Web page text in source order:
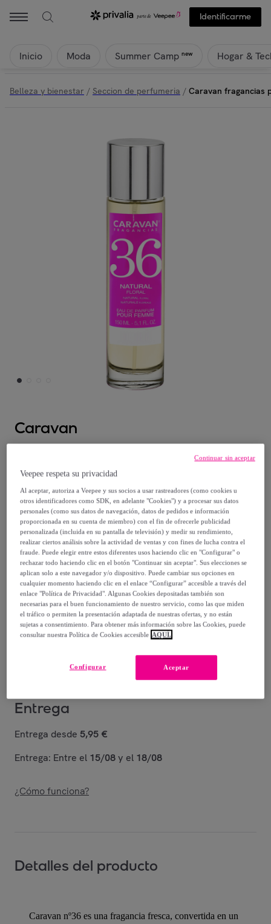
Identificarme
Inicio Moda Summer Camp new Hogar &
Belleza y bienestar / Seccion de perfumeria / Caravan fragancias
Caravan
Caravan fragancias perfume de mujer
nº36, de 150 ml
Modelo: Caravan fragancias perfume de
mujer nº36, de 150 ml
10,95 €
17,99 €
-39%
Posible recogida de tu antiguo producto,ver condiciones
Entrega
Entrega desde 5,95 €
Entrega: Entre el 15/08y el 18/08
¿Cómo funciona?
Detalles del producto
Caravan nº36 es una fragancia fresca, convertida en un
Veepee respeta su privacidad
Al aceptar, autoriza a Veepee y sus socios a usar rastreadores (como cookies u
otros identificadores como SDK, en adelante "Cookies") y a procesar sus datos
personales (como sus datos de navegación, datos de pedidos e información
proporcionada en su cuenta de miembro) con el fin de ofrecerle publicidad
personalizada (incluida en su pantalla de televisión) y medir su rendimiento,
realizar ciertos análisis sobre la actividad de ventas y con fines de lucha contra el
fraude. Puede elegir entre estos diferentes usos haciendo clic en "Configurar" o
rechazar todo haciendo clic en el botón "Continuar sin aceptar". Sus elecciones se
aplican solo a este navegador y/o dispositivo. Puede cambiar sus opciones en
cualquier momento haciendo clic en el enlace “Configurar” accesible a través del
enlace "Política de Privacidad". Algunas Cookies depositadas también son
necesarias para el buen funcionamiento de nuestro servicio, como las que miden
el tráfico o permiten la presentación adaptada de nuestras ofertas, y no están
sujetas a consentimiento. Para obtener más información sobre las Cookies, puede
consultar nuestra Política de Cookies accesible AQUÍ.
Aceptar
Configurar
Continuar sin aceptar